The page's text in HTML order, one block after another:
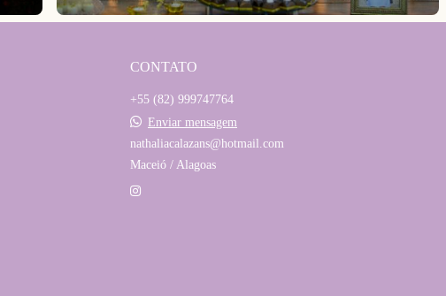
CONTATO
+55 (82) 999747764
Enviar mensagem
nathaliacalazans@hotmail.com
Maceió / Alagoas